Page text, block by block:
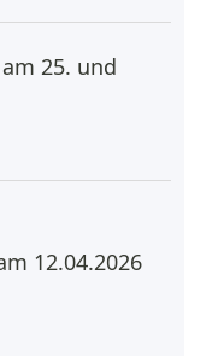
25. und
12.04.2026